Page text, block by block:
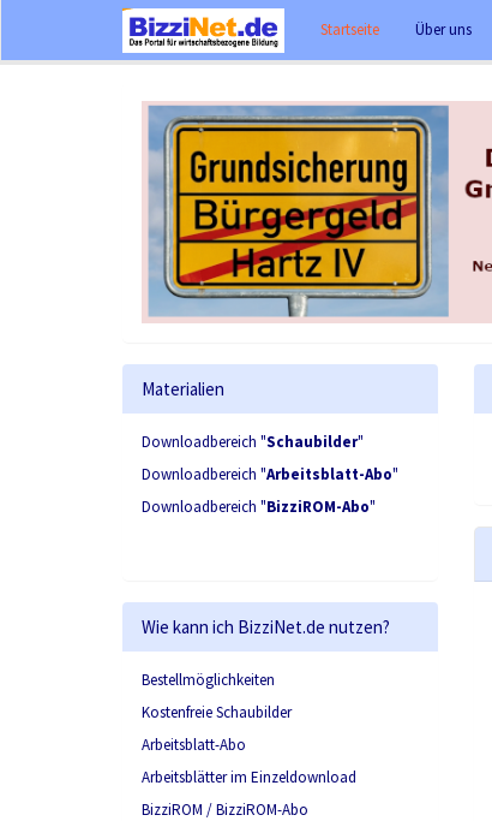
Startseite Über uns
Materialien
Downloadbereich "Schaubilder"
Downloadbereich "Arbeitsblatt-Abo"
Downloadbereich "BizziROM-Abo"
Wie kann ich BizziNet.de nutzen?
Bestellmöglichkeiten
Kostenfreie Schaubilder
Arbeitsblatt-Abo
Arbeitsblätter im Einzeldownload
BizziROM / BizziROM-Abo